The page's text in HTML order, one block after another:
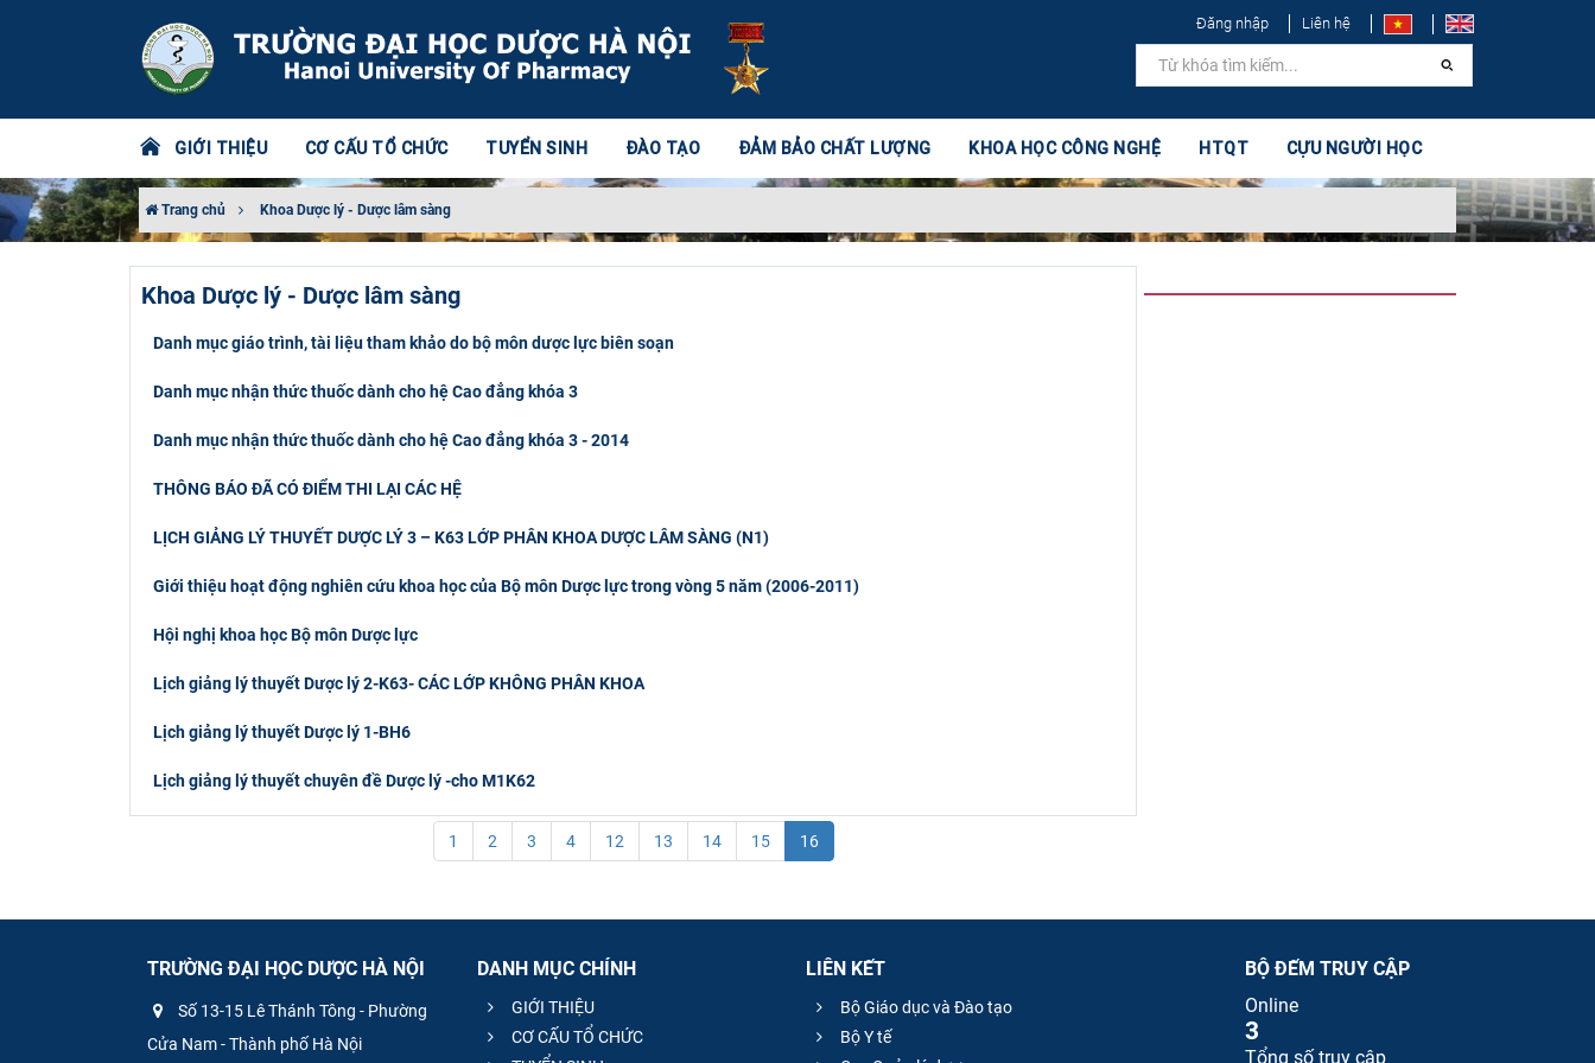
Đăng nhập Liên hệ
GIỚI THIỆU CƠ CẤU TỔ CHỨC TUYỂN SINH ĐÀO TẠO ĐẢM BẢO CHẤT LƯỢNG KHOA HỌC CÔNG NGHỆ HTQT CỰU NGƯỜI HỌC
Trang chủ Khoa Dược lý - Dược lâm sàng
Khoa Dược lý - Dược lâm sàng
Danh mục giáo trình, tài liệu tham khảo do bộ môn dược lực biên soạn
Danh mục nhận thức thuốc dành cho hệ Cao đẳng khóa 3
Danh mục nhận thức thuốc dành cho hệ Cao đẳng khóa 3 - 2014
THÔNG BÁO ĐÃ CÓ ĐIỂM THI LẠI CÁC HỆ
LỊCH GIẢNG LÝ THUYẾT DƯỢC LÝ 3 – K63 LỚP PHÂN KHOA DƯỢC LÂM SÀNG (N1)
Giới thiệu hoạt động nghiên cứu khoa học của Bộ môn Dược lực trong vòng 5 năm (2006-2011)
Hội nghị khoa học Bộ môn Dược lực
Lịch giảng lý thuyết Dược lý 2-K63- CÁC LỚP KHÔNG PHÂN KHOA
​Lịch giảng lý thuyết Dược lý 1-BH6
Lịch giảng lý thuyết chuyên đề Dược lý -cho M1K62
1 2 3 4 12 13 14 15 16
TRƯỜNG ĐẠI HỌC DƯỢC HÀ NỘI
Số 13-15 Lê Thánh Tông - Phường
Cửa Nam - Thành phố Hà Nội
DANH MỤC CHÍNH
GIỚI THIỆU
CƠ CẤU TỔ CHỨC
LIÊN KẾT
Bộ Giáo dục và Đào tạo
Bộ Y tế
BỘ ĐẾM TRUY CẬP
Online
3
Tổng số truy cập